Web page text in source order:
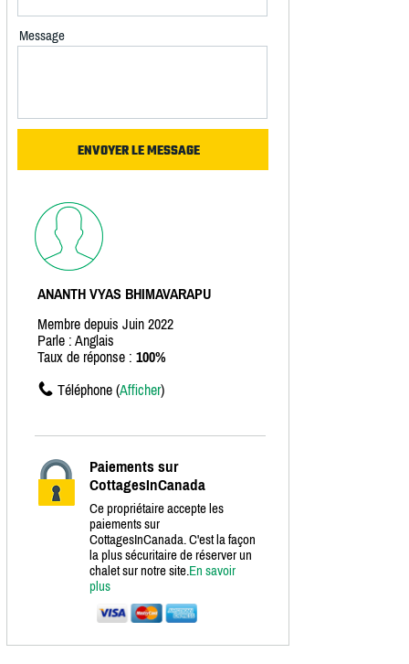
Message
ANANTH VYAS BHIMAVARAPU
Membre depuis Juin 2022
Parle : Anglais
Taux de réponse : 100%
Téléphone (Afficher)
Paiements sur
CottagesInCanada
Ce propriétaire accepte les
paiements sur
CottagesInCanada. C'est la façon
la plus sécuritaire de réserver un
chalet sur notre site.En savoir
plus